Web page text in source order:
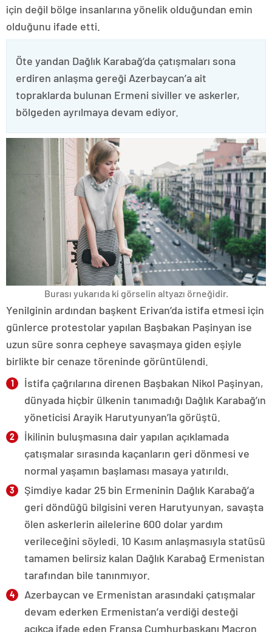
için değil bölge insanlarına yönelik olduğundan emin
olduğunu ifade etti.
Öte yandan Dağlık Karabağ’da çatışmaları sona
erdiren anlaşma gereği Azerbaycan’a ait
topraklarda bulunan Ermeni siviller ve askerler,
bölgeden ayrılmaya devam ediyor.
Burası yukarıda ki görselin altyazı örneğidir.
Yenilginin ardından başkent Erivan’da istifa etmesi için
günlerce protestolar yapılan Başbakan Paşinyan ise
uzun süre sonra cepheye savaşmaya giden eşiyle
birlikte bir cenaze töreninde görüntülendi.
İstifa çağrılarına direnen Başbakan Nikol Paşinyan,
dünyada hiçbir ülkenin tanımadığı Dağlık Karabağ’ın
yöneticisi Arayik Harutyunyan’la görüştü.
İkilinin buluşmasına dair yapılan açıklamada
çatışmalar sırasında kaçanların geri dönmesi ve
normal yaşamın başlaması masaya yatırıldı.
Şimdiye kadar 25 bin Ermeninin Dağlık Karabağ’a
geri döndüğü bilgisini veren Harutyunyan, savaşta
ölen askerlerin ailelerine 600 dolar yardım
verileceğini söyledi. 10 Kasım anlaşmasıyla statüsü
tamamen belirsiz kalan Dağlık Karabağ Ermenistan
tarafından bile tanınmıyor.
Azerbaycan ve Ermenistan arasındaki çatışmalar
devam ederken Ermenistan’a verdiği desteği
açıkça ifade eden Fransa Cumhurbaşkanı Macron